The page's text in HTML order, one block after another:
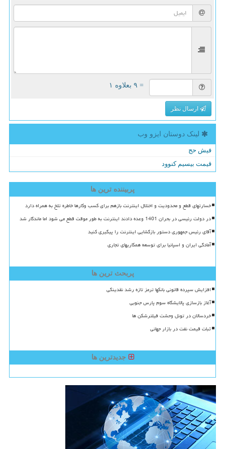
= ۹ بعلاوه ۱
ارسال نظر
لینک دوستان ایزو وب
فیش حج
قیمت بیسیم کنوود
پربیننده ترین ها
خسارتهای قطع و محدودیت و اختلال اینترنت بازهم برای کسب وکارها خاطره تلخ به همراه دارد
در دولت رئیسی در بحران 1401 وعده دادند اینترنت به طور موقت قطع می شود اما ماندگار شد
آقای رئیس جمهوری دستور بازگشایی اینترنت را پیگیری کنید
آمادگی ایران و اسپانیا برای توسعه همکاریهای تجاری
پربحث ترین ها
افزایش سپرده قانونی بانکها ترمز تازه رشد نقدینگی
آغاز بازسازی پالایشگاه سوم پارس جنوبی
خردسالان در تونل وحشت فیلترشکن ها
ثبات قیمت نفت در بازار جهانی
جدیدترین ها